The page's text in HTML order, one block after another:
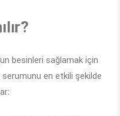
besinleri sağlamak için
en etkili şekilde